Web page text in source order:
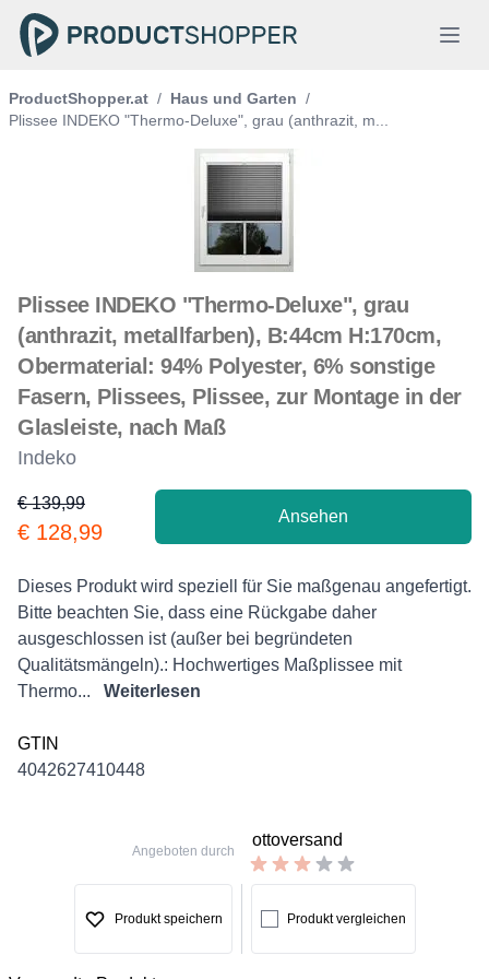
ProductShopper.at / Haus und Garten /
Plissee INDEKO "Thermo-Deluxe", grau (anthrazit, m...
Plissee INDEKO "Thermo-Deluxe", grau
(anthrazit, metallfarben), B:44cm H:170cm,
Obermaterial: 94% Polyester, 6% sonstige
Fasern, Plissees, Plissee, zur Montage in der
Glasleiste, nach Maß
Indeko
Product information
€ 139,99
€ 128,99
Ansehen
Description
Dieses Produkt wird speziell für Sie maßgenau angefertigt.
Bitte beachten Sie, dass eine Rückgabe daher
ausgeschlossen ist (außer bei begründeten
Qualitätsmängeln).: Hochwertiges Maßplissee mit
Thermo...
Weiterlesen
GTIN
4042627410448
Angeboten durch
ottoversand
Produkt speichern Produkt vergleichen